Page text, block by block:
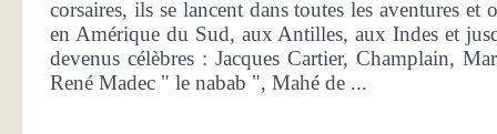
corsaires, ils se lancent dans toutes les aventures et
en Amérique du Sud, aux Antilles, aux Indes et
devenus célèbres : Jacques Cartier, Champlain,
René Madec " le nabab ", Mahé de ...